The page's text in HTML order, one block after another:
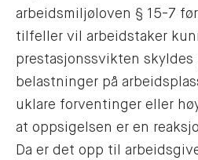
arbeidsmiljøloven § 15-7
tilfeller vil arbeidstaker
prestasjonssvikten skyldes
belastninger på
uklare forventinger eller
at oppsigelsen er en
Da er det opp til